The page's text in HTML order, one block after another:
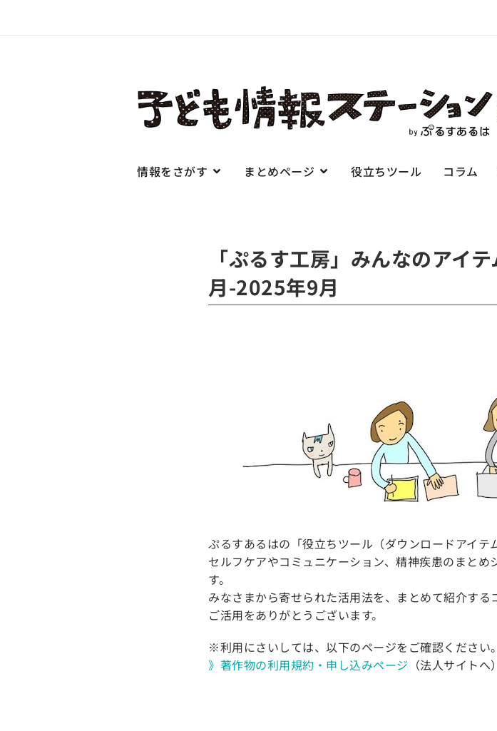
情報をさがす まとめページ 役立ちツール コラム
「ぷるす工房」みんなのア
月-2025年9月
ぷるすあるはの「役立ちツール（ダウンロードアイテ
セルフケアやコミュニケーション、精神疾患のまと
す。
みなさまから寄せられた活用法を、まとめて紹介する
ご活用をありがとうございます。
※利用にさいしては、以下のページをご確認ください。
》著作物の利用規約・申し込みページ （法人サイトへ）